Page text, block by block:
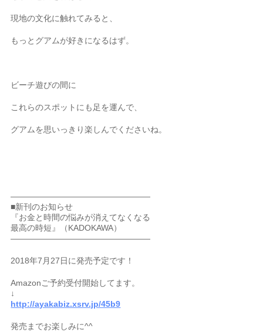
現地の文化に触れてみると、
もっとグアムが好きになるはず。
ビーチ遊びの間に
これらのスポットにも足を運んで、
グアムを思いっきり楽しんでくださいね。
—————————————————
■新刊のお知らせ
『お金と時間の悩みが消えてなくなる
最高の時短』（KADOKAWA）
—————————————————
2018年7月27日に発売予定です！
Amazonご予約受付開始してます。
↓
http://ayakabiz.xsrv.jp/45b9
発売までお楽しみに^^